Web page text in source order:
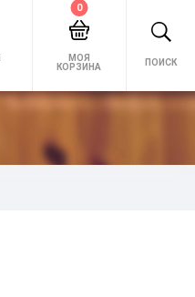
МОЯ
КОРЗИНА
0
ПОИСК